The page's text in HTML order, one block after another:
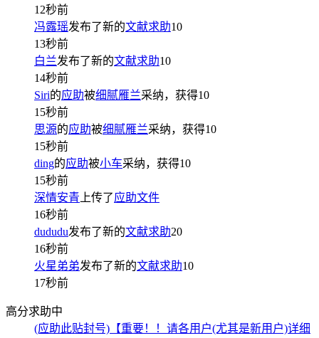
12秒前
冯露瑶发布了新的文献求助10
13秒前
白兰发布了新的文献求助10
14秒前
Siri的应助被细腻雁兰采纳，获得10
15秒前
思源的应助被细腻雁兰采纳，获得10
15秒前
ding的应助被小车采纳，获得10
15秒前
深情安青上传了 应助文件
16秒前
dududu发布了新的文献求助20
16秒前
火星弟弟发布了新的文献求助10
17秒前
高分求助中
(应助此贴封号)【重要！！请各用户(尤其是新用户)详细